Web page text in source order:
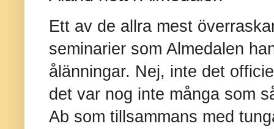
Ett av de allra mest
seminarier som Almedalen
ålänningar. Nej, inte det
det var nog inte många som
Ab som tillsammans med